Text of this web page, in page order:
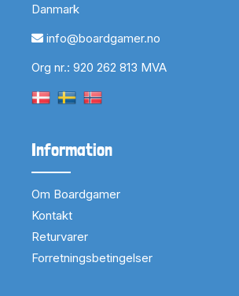
Danmark
info@boardgamer.no
Org nr.: 920 262 813 MVA
Information
Om Boardgamer
Kontakt
Returvarer
Forretningsbetingelser